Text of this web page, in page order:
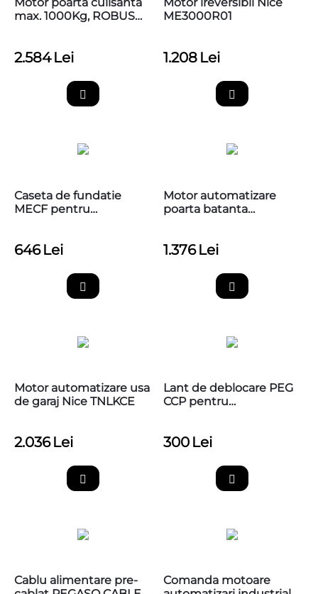
max. 1000Kg, ROBUS
2.584 Lei
ME3000R01
1.208 Lei
Caseta de fundatie
MECF pentru
si ME3000
646 Lei
Motor automatizare
poarta batanta
1.376 Lei
Motor automatizare usa
de garaj Nice TNLKCE
2.036 Lei
Lant de deblocare PEG
CCP pentru
300 Lei
Cablu alimentare pre-
Comanda motoare